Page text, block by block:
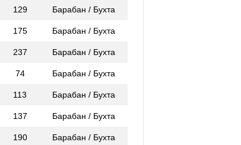
129 Барабан / Бухта
175 Барабан / Бухта
237 Барабан / Бухта
74 Барабан / Бухта
113 Барабан / Бухта
137 Барабан / Бухта
190 Барабан / Бухта